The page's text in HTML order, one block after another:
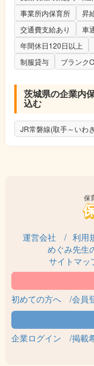
事業所内保育所
昇
交通費支給あり
車
年間休日120日以上
制服貸与
ブランク
茨城県の企業内
込む
JR常磐線(取手～いわ
保
運営会社 利用
めぐみ先生
サイトマッ
初めての方へ 会員
企業ログイン 掲載